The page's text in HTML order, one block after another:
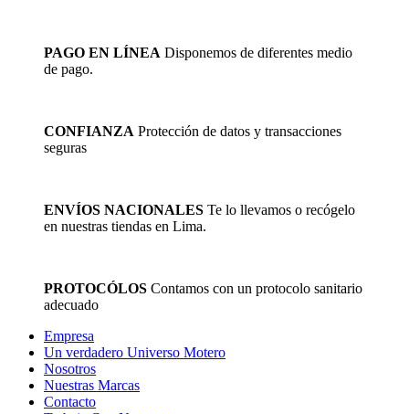
elegir
de
producto
PAGO EN LÍNEA Disponemos de diferentes medio
de pago.
CONFIANZA Protección de datos y transacciones
seguras
ENVÍOS NACIONALES Te lo llevamos o recógelo
en nuestras tiendas en Lima.
PROTOCÓLOS Contamos con un protocolo sanitario
adecuado
Empresa
Un verdadero Universo Motero
Nosotros
Nuestras Marcas
Contacto